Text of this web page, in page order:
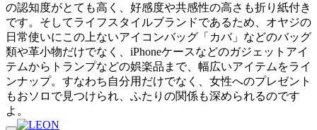
の認知度がとても高く、好感度や共感性の高さも折り紙付き
です。そしてライフスタイルブランドであるため、オヤジの
日常使いにこの上ないアイコンバッグ「カバ」などのバッグ
類や革小物だけでなく、iPhoneケースなどのガジェットアイ
テムからトランプなどの娯楽品まで、幅広いアイテムをライ
ンナップ。すなわち自分用だけでなく、女性へのプレゼント
もおソロで見つけられ、ふたりの関係も深められるのです
よ。